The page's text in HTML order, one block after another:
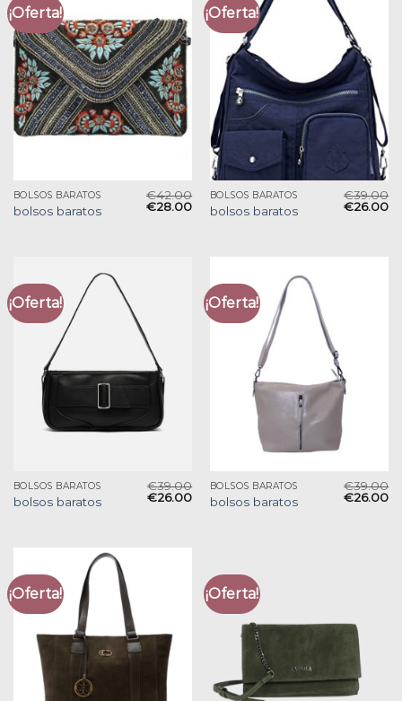
¡Oferta!
BOLSOS BARATOS
bolsos baratos
€42.00
€28.00
¡Oferta!
BOLSOS BARATOS
bolsos baratos
€39.00
€26.00
¡Oferta!
BOLSOS BARATOS
bolsos baratos
€39.00
€26.00
¡Oferta!
BOLSOS BARATOS
bolsos baratos
€39.00
€26.00
¡Oferta! ¡Oferta!